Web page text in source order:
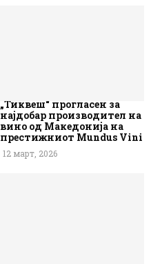
„Тиквеш“ прогласен за
најдобар производител на
вино од Македонија на
престижниот Mundus Vini
12 март, 2026